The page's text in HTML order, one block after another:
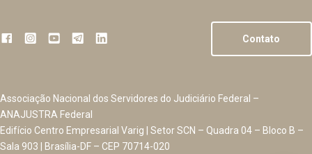
Contato
Associação Nacional dos Servidores do Judiciário Federal –
ANAJUSTRA Federal
Edifício Centro Empresarial Varig | Setor SCN – Quadra 04 – Bloco B –
Sala 903 | Brasília-DF – CEP 70714-020